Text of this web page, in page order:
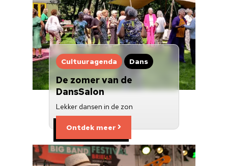
Cultuuragenda Dans
De zomer van de
DansSalon
Lekker dansen in de zon
Ontdek meer